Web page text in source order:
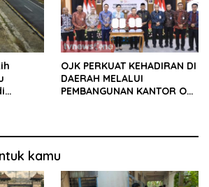
OJK PERKUAT KEHADIRAN DI
DAERAH MELALUI
PEMBANGUNAN KANTOR OJK
kamu